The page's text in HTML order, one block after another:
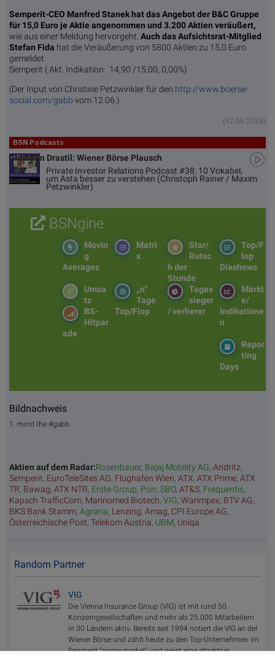
Semperit-CEO Manfred Stanek hat das Angebot der B&C Gruppe
für 15,0 Euro je Aktie angenommen und 3.200 Aktien veräußert,
wie aus einer Meldung hervorgeht. Auch das Aufsichtsrat-Mitglied
Stefan Fida hat die Veräußerung von 5800 Aktien zu 15,0 Euro
gemeldet.
Semperit ( Akt. Indikation: 14,90 /15,00, 0,00%)
(Der Input von Christine Petzwinkler für den http://www.boerse-
social.com/gabb vom 12.06.)
(12.06.2026)
BSN Podcasts
Christian Drastil: Wiener Börse Plausch
Private Investor Relations Podcast #38: 10 Vokabel,
um Asta besser zu verstehen (Christoph Rainer / Maxim
Petzwinkler)
BSNgine
Top/F
lop
Diashows
Star/
Rutsc
h der
Stunde
Matri
x
Movin
g
Averages
Märkt
e/
Indikatione
n
Tages
sieger
/ verlierer
„n“
Tage
Top/Flop
Umsa
tz
BS-
Hitpar
ade
Repor
ting
Days
Bildnachweis
1. mind the #gabb
Aktien auf dem Radar:Rosenbauer, Bajaj Mobility AG, Andritz,
Semperit, EuroTeleSites AG, Flughafen Wien, ATX, ATX Prime, ATX
TR, Bawag, ATX NTR, Erste Group, Porr, SBO, AT&S, Frequentis,
Kapsch TrafficCom, Marinomed Biotech, VIG, Warimpex, BTV AG,
BKS Bank Stamm, Agrana, Lenzing, Amag, CPI Europe AG,
Österreichische Post, Telekom Austria, UBM, Uniqa
Random Partner
VIG
Die Vienna Insurance Group (VIG) ist mit rund 50
Konzerngesellschaften und mehr als 25.000 Mitarbeitern
in 30 Ländern aktiv. Bereits seit 1994 notiert die VIG an der
Wiener Börse und zählt heute zu den Top-Unternehmen im
Segment “prime market“ und weist eine attraktive